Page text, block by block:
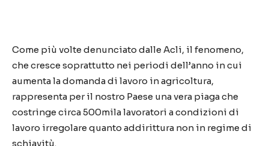
Come più volte denunciato dalle Acli, il fenomeno,
che cresce soprattutto nei periodi dell’anno in cui
aumenta la domanda di lavoro in agricoltura,
rappresenta per il nostro Paese una vera piaga che
costringe circa 500mila lavoratori a condizioni di
lavoro irregolare quanto addirittura non in regime di
schiavitù.